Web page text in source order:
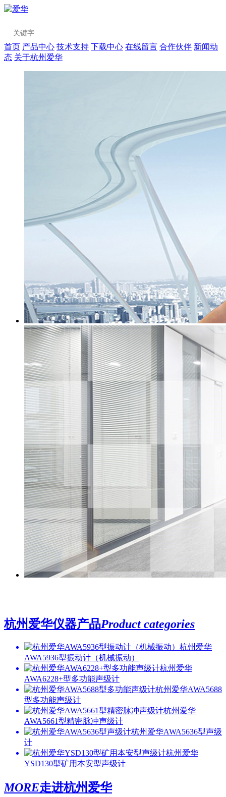
首页 产品中心 技术支持 下载中心 在线留言 合作伙伴 新闻动
态 关于杭州爱华
杭州爱华仪器产品Product categories
杭州爱华
AWA5936型振动计（机械振动）
杭州爱华
AWA6228+型多功能声级计
杭州爱华AWA5688
型多功能声级计
杭州爱华
AWA5661型精密脉冲声级计
杭州爱华AWA5636型声级
计
杭州爱华
YSD130型矿用本安型声级计
MORE走进杭州爱华